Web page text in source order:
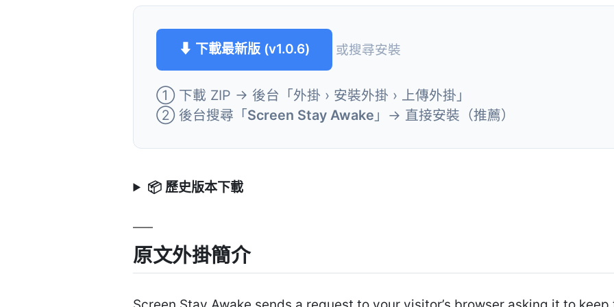
⬇ 下載最新版 (v1.0.6) 或搜尋安裝
① 下載 ZIP → 後台「外掛 › 安裝外掛 › 上傳外掛」
② 後台搜尋「Screen Stay Awake 」→ 直接安裝（推薦）
📦 歷史版本下載
原文外掛簡介